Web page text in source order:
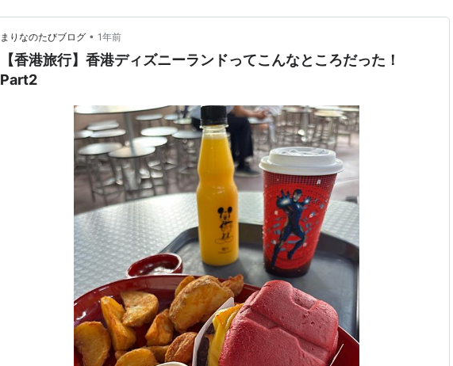
まりなのたびブログ • 1年前
【香港旅行】香港ディズニーランドってこんなところだった！
Part2